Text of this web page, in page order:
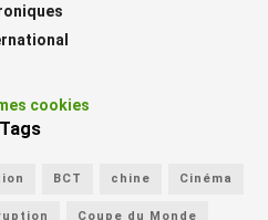
cookies
Tags
BCT chine Cinéma
Coupe du Monde